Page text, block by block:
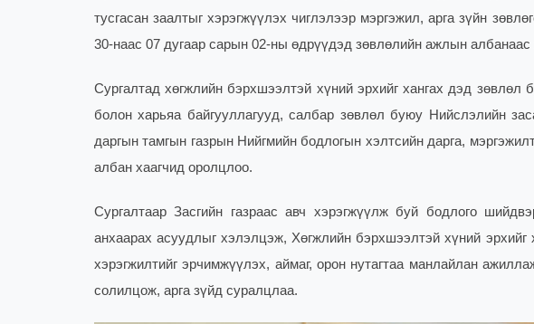
тусгасан заалтыг хэрэгжүүлэх чиглэлээр мэргэжил, арга зүйн
30-наас 07 дугаар сарын 02-ны өдрүүдэд зөвлөлийн ажлын албанаас
Сургалтад хөгжлийн бэрхшээлтэй хүний эрхийг хангах дэд
болон харьяа байгууллагууд, салбар зөвлөл буюу Нийслэлийн
даргын тамгын газрын Нийгмийн бодлогын хэлтсийн дарга,
албан хаагчид оролцлоо.
Сургалтаар Засгийн газраас авч хэрэгжүүлж буй бодлого
анхаарах асуудлыг хэлэлцэж, Хөгжлийн бэрхшээлтэй хүний эрхийг
хэрэгжилтийг эрчимжүүлэх, аймаг, орон нутагтаа манлайлан
солилцож, арга зүйд суралцлаа.